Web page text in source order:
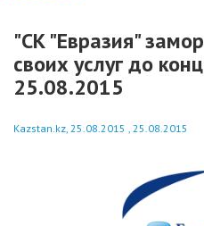
"СК "Евразия"
своих услуг до
25.08.2015
Kazstan.kz, 25.08.2015 , 25.08.2015